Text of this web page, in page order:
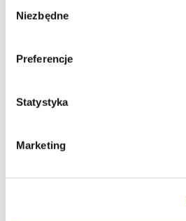
zgody
Niezbędne
Preferencje
Statystyka
Marketing
ciasteczka